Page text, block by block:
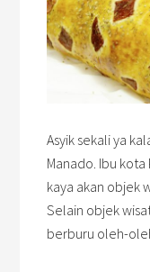
Asyik sekali ya
Manado. Ibu
kaya akan objek
Selain objek
berburu oleh-